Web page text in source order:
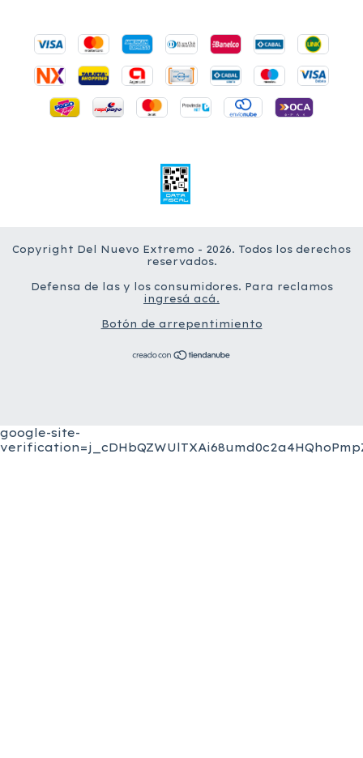
Copyright Del Nuevo Extremo - 2026. Todos los derechos
reservados.
Defensa de las y los consumidores. Para reclamos
ingresá acá.
Botón de arrepentimiento
google-site-